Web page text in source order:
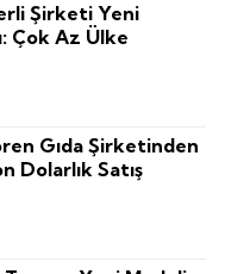
Şirketi Yeni
Çok Az Ülke
Gıda Şirketinden
Dolarlık Satış